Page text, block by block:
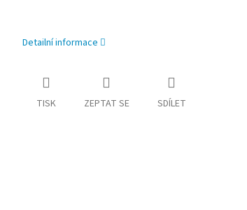
Detailní informace
TISK ZEPTAT SE SDÍLET